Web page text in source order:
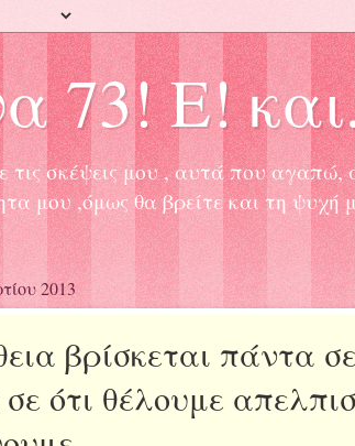
73! Ε!
τις σκέψεις μου , αυτά που
μου ,όμως θα βρείτε και τη
2013
βρίσκεται πάντα
ότι θέλουμε